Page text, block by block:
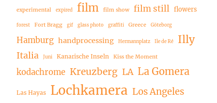
experimental expired film film show film still flowers
forest Fort Bragg gif glass photo graffiti Greece Göteborg
Hamburg handprocessing Hermannplatz Ile de Ré Illy
Italia Juni Kanarische Inseln Kiss the Moment
kodachrome Kreuzberg LA La Gomera
Las Hayas Lochkamera Los Angeles